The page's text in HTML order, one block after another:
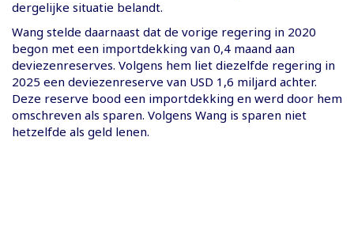
dergelijke situatie belandt.
Wang stelde daarnaast dat de vorige regering in 2020
begon met een importdekking van 0,4 maand aan
deviezenreserves. Volgens hem liet diezelfde regering in
2025 een deviezenreserve van USD 1,6 miljard achter.
Deze reserve bood een importdekking en werd door hem
omschreven als sparen. Volgens Wang is sparen niet
hetzelfde als geld lenen.